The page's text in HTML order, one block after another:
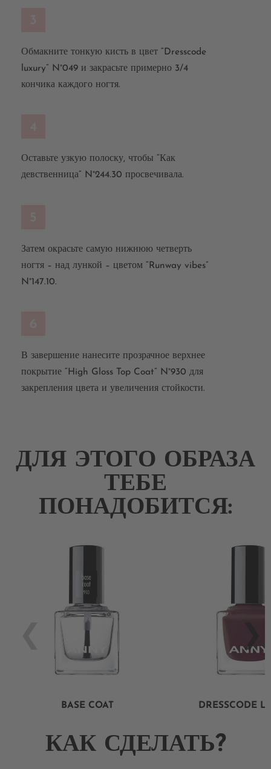
Обмакните тонкую кисть в цвет “Dresscode
luxury” N°049 и закрасьте примерно 3/4
кончика каждого ногтя.
Оставьте узкую полоску, чтобы “Как
девственница” N°244.30 просвечивала.
Затем окрасьте самую нижнюю четверть
ногтя – над лункой – цветом “Runway vibes”
N°147.10.
В завершение нанесите прозрачное верхнее
покрытие “High Gloss Top Coat” N°930 для
закрепления цвета и увеличения стойкости.
ДЛЯ ЭТОГО ОБРАЗА
ТЕБЕ
ПОНАДОБИТСЯ:
BASE COAT DRESSCODE
КАК СДЕЛАТЬ?